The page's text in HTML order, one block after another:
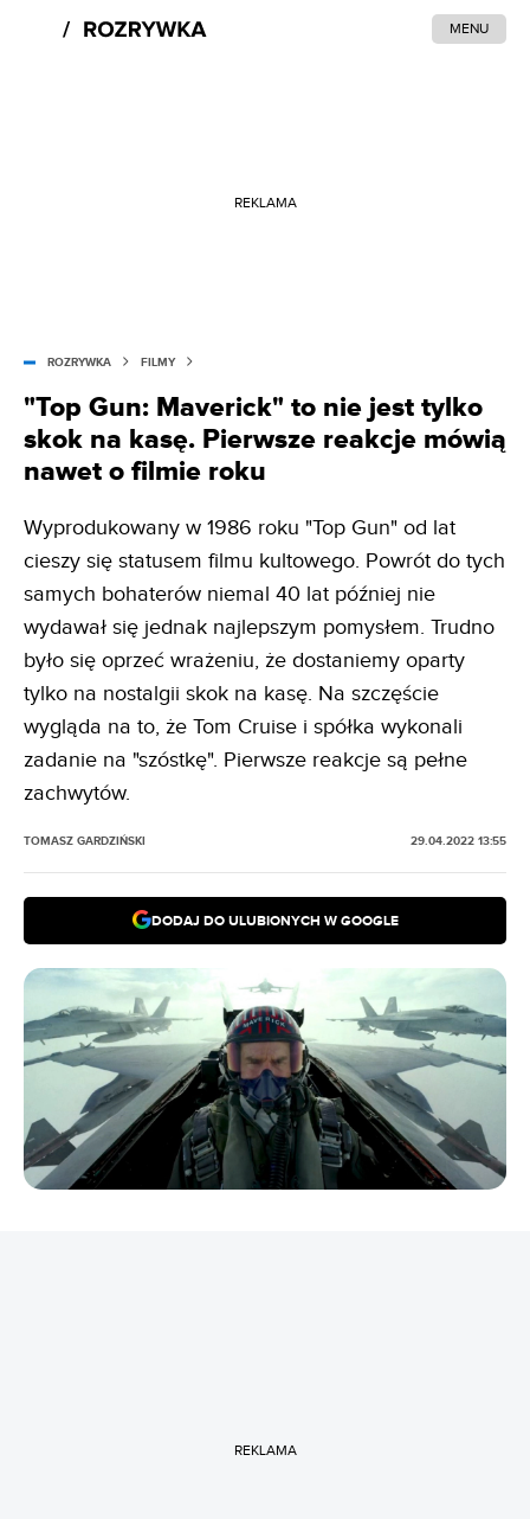
MENU
REKLAMA
ROZRYWKA FILMY
"Top Gun: Maverick" to nie jest tylko
skok na kasę. Pierwsze reakcje mówią
nawet o filmie roku
Wyprodukowany w 1986 roku "Top Gun" od lat
cieszy się statusem filmu kultowego. Powrót do tych
samych bohaterów niemal 40 lat później nie
wydawał się jednak najlepszym pomysłem. Trudno
było się oprzeć wrażeniu, że dostaniemy oparty
tylko na nostalgii skok na kasę. Na szczęście
wygląda na to, że Tom Cruise i spółka wykonali
zadanie na "szóstkę". Pierwsze reakcje są pełne
zachwytów.
TOMASZ GARDZIŃSKI 29.04.2022 13:55
DODAJ DO ULUBIONYCH W GOOGLE
REKLAMA